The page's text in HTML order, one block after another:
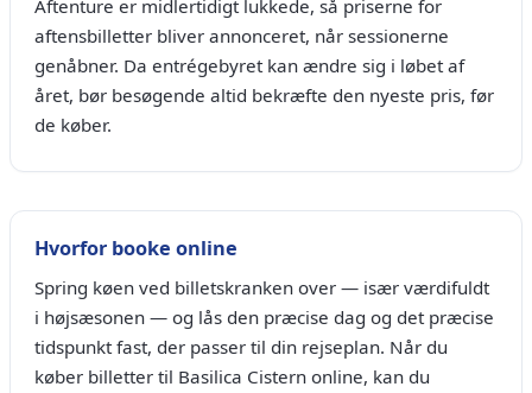
Aftenture er midlertidigt lukkede, så priserne for
aftensbilletter bliver annonceret, når sessionerne
genåbner. Da entrégebyret kan ændre sig i løbet af
året, bør besøgende altid bekræfte den nyeste pris, før
de køber.
Hvorfor booke online
Spring køen ved billetskranken over — især værdifuldt
i højsæsonen — og lås den præcise dag og det præcise
tidspunkt fast, der passer til din rejseplan. Når du
køber billetter til Basilica Cistern online, kan du